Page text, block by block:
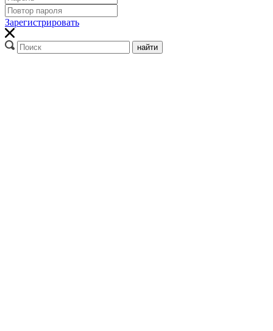
Зарегистрировать
найти